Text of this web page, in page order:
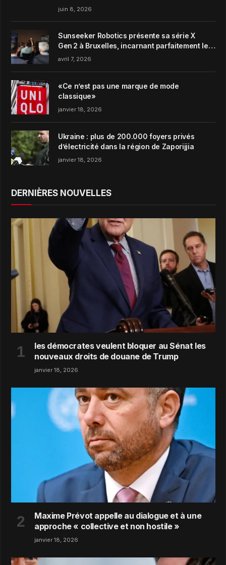
juin 8, 2026
Sunseeker Robotics présente sa série X
Gen 2 à Bruxelles, incarnant parfaitement le
concept de Garden Harmony de la marque
avril 7, 2026
«Ce n’est pas une marque de mode
classique»
janvier 18, 2026
Ukraine : plus de 200.000 foyers privés
d’électricité dans la région de Zaporijjia
janvier 18, 2026
DERNIÈRES NOUVELLES
les démocrates veulent bloquer au Sénat les
nouveaux droits de douane de Trump
janvier 18, 2026
Maxime Prévot appelle au dialogue et à une
approche « collective et non hostile »
janvier 18, 2026